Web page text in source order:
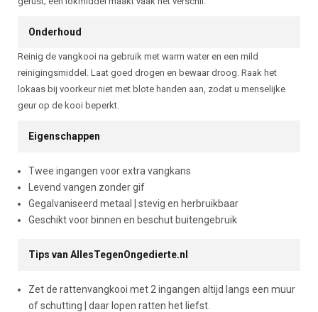
Onderhoud
Reinig de vangkooi na gebruik met warm water en een mild
reinigingsmiddel. Laat goed drogen en bewaar droog. Raak het
lokaas bij voorkeur niet met blote handen aan, zodat u menselijke
geur op de kooi beperkt.
Eigenschappen
Twee ingangen voor extra vangkans
Levend vangen zonder gif
Gegalvaniseerd metaal | stevig en herbruikbaar
Geschikt voor binnen en beschut buitengebruik
Tips van AllesTegenOngedierte.nl
Zet de rattenvangkooi met 2 ingangen altijd langs een muur
of schutting | daar lopen ratten het liefst.